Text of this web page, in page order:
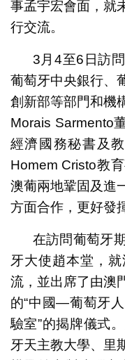
事孟宇宏會面，就
行交流。
3月4至6日訪
葡萄牙中央銀行、
創新部等部門和機
Morais Sarmento
經濟國務秘書及
Homem Cristo教
澳葡兩地鞏固及進
方面合作，更好發
在訪問葡萄牙
牙大使趙本堂，
流，並出席了由澳
的“中國—葡萄牙
驗室”的揭牌儀式
牙天主教大學、里